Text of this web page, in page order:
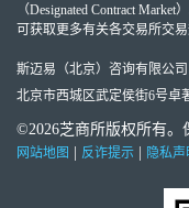
（Designated Contract Market
可获取更多有关各交易所交
斯迈易（北京）咨询有限公司
北京市西城区武定侯街6号卓
©2026芝商所版权所有。
网站地图 反诈提示 隐私声